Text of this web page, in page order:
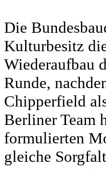
Die
Kulturbesitz
Wiederaufbau
Runde,
Chipperfield
Berliner Team
formulierten
gleiche